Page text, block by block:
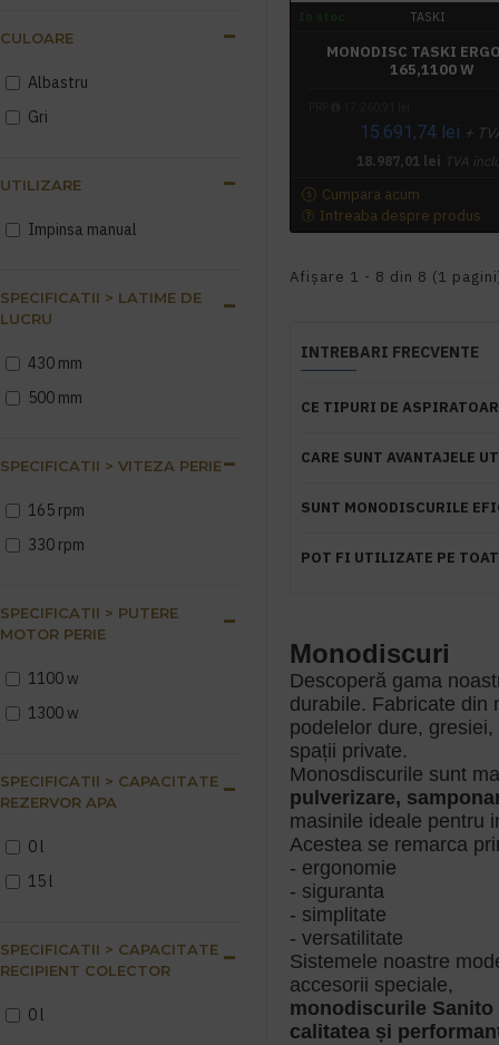
CULOARE
Albastru
Gri
UTILIZARE
Impinsa manual
SPECIFICATII > LATIME DE
LUCRU
430 mm
500 mm
SPECIFICATII > VITEZA PERIE
165 rpm
330 rpm
SPECIFICATII > PUTERE
MOTOR PERIE
1100 w
1300 w
SPECIFICATII > CAPACITATE
REZERVOR APA
0 l
15 l
SPECIFICATII > CAPACITATE
RECIPIENT COLECTOR
0 l
TASKI
MONODISC TASKI
165,1100 W
15.691,74 lei +
18.987,01 lei TVA
Cumpara acum
Intreaba despre produs
Afişare 1 - 8 din 8 (1
INTREBARI FRECVENTE
CE TIPURI DE
CARE SUNT AVANTAJELE
SUNT MONODISCURILE
POT FI UTILIZATE PE
Monodiscuri
Descoperă gama
durabile. Fabricate din
podelelor dure,
spații private.
Monosdiscurile sunt
pulverizare,
masinile ideale pentru
Acestea se remarca
- ergonomie
- siguranta
- simplitate
- versatilitate
Sistemele noastre
accesorii speciale,
monodiscurile
calitatea și